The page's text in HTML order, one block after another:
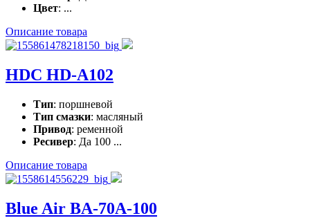
Цвет: ...
Описание товара
HDC HD-A102
Тип: поршневой
Тип смазки: масляный
Привод: ременной
Ресивер: Да 100 ...
Описание товара
Blue Air BA-70A-100